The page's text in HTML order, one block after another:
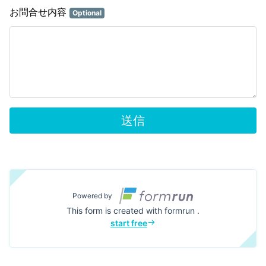
お問合せ内容 Optional
送信
Powered by
This form is created with formrun .
start free